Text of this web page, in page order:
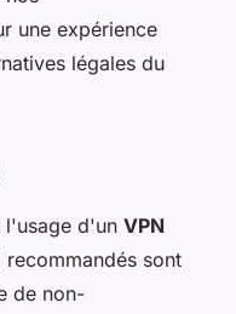
une expérience
légales du
l'usage d'un VPN
sont
de non-